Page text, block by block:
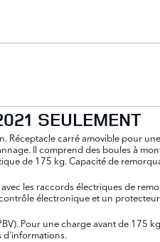
SEULEMENT
Réceptacle carré amovible pour
Il comprend des boules à
de 175 kg. Capacité de
les raccords électriques de
électronique et un
Pour une charge avant de 175
d'informations.